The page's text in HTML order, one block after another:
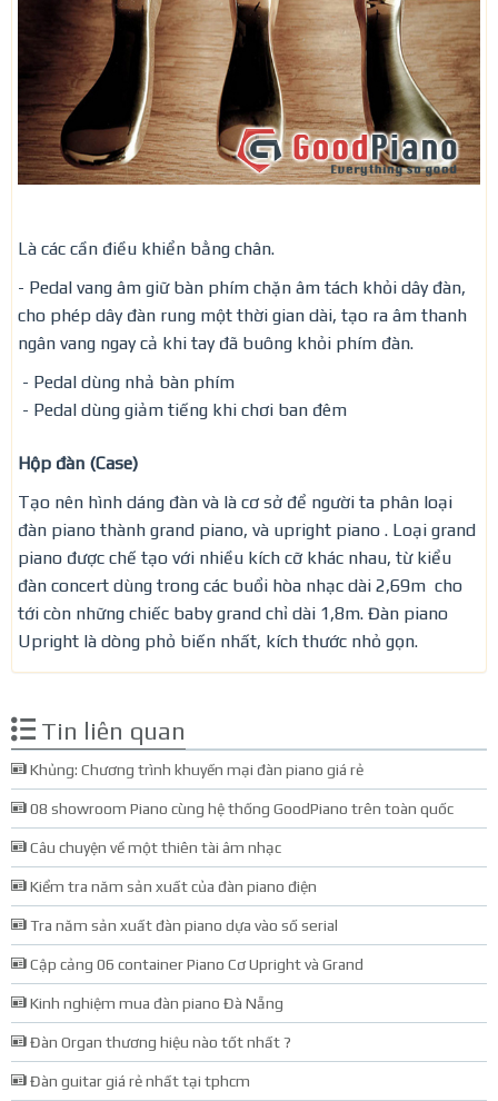
Là các cần điều khiển bằng chân.
- Pedal vang âm giữ bàn phím chặn âm tách khỏi dây đàn,
cho phép dây đàn rung một thời gian dài, tạo ra âm thanh
ngân vang ngay cả khi tay đã buông khỏi phím đàn.
- Pedal dùng nhả bàn phím
- Pedal dùng giảm tiếng khi chơi ban đêm
Hộp đàn (Case)
Tạo nên hình dáng đàn và là cơ sở để người ta phân loại
đàn piano thành grand piano, và upright piano . Loại grand
piano được chế tạo với nhiều kích cỡ khác nhau, từ kiểu
đàn concert dùng trong các buổi hòa nhạc dài 2,69m cho
tới còn những chiếc baby grand chỉ dài 1,8m. Đàn piano
Upright là dòng phỏ biến nhất, kích thước nhỏ gọn.
Tin liên quan
Khủng: Chương trình khuyến mại đàn piano giá rẻ
08 showroom Piano cùng hệ thống GoodPiano trên toàn quốc
Câu chuyện về một thiên tài âm nhạc
Kiểm tra năm sản xuất của đàn piano điện
Tra năm sản xuất đàn piano dựa vào số serial
Cập cảng 06 container Piano Cơ Upright và Grand
Kinh nghiệm mua đàn piano Đà Nẵng
Đàn Organ thương hiệu nào tốt nhất ?
Đàn guitar giá rẻ nhất tại tphcm